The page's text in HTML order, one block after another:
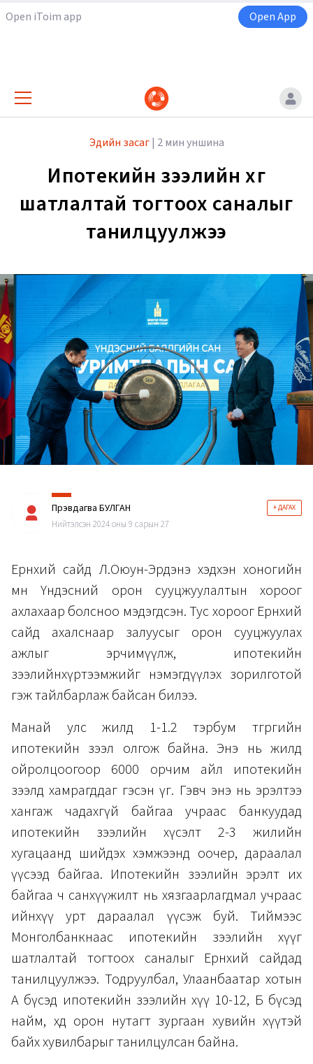
Open iToim app Open App
Эдийн засаг | 2 мин уншина
Ипотекийн зээлийн хүүг
шатлалтай тогтоох саналыг
танилцуулжээ
Пүрэвдагва БУЛГАН + ДАГАХ
Нийтэлсэн 2024 оны 9 сарын 27
Ерөнхий сайд Л.Оюун-Эрдэнэ хэдхэн хоногийн
өмнө Үндэсний орон сууцжуулалтын хороог
ахлахаар болсноо мэдэгдсэн. Тус хороог Ерөнхий
сайд ахалснаар залуусыг орон сууцжуулах
ажлыг эрчимүүлж, ипотекийн
зээлийнхүртээмжийг нэмэгдүүлэх зорилготой
гэж тайлбарлаж байсан билээ.
Манай улс жилд 1-1.2 тэрбум төгрөгийн
ипотекийн зээл олгож байна. Энэ нь жилд
ойролцоогоор 6000 орчим айл ипотекийн
зээлд хамрагддаг гэсэн үг. Гэвч энэ нь эрэлтээ
хангаж чадахгүй байгаа учраас банкуудад
ипотекийн зээлийн хүсэлт 2-3 жилийн
хугацаанд шийдэх хэмжээнд оочер, дараалал
үүсээд байгаа. Ипотекийн зээлийн эрэлт их
байгаа ч санхүүжилт нь хязгаарлагдмал учраас
ийнхүү урт дараалал үүсэж буй. Тиймээс
Монголбанкнаас ипотекийн зээлийн хүүг
шатлалтай тогтоох саналыг Ерөнхий сайдад
танилцуулжээ. Тодруулбал, Улаанбаатар хотын
А бүсэд ипотекийн зээлийн хүү 10-12, Б бүсэд
найм, хөдөө орон нутагт зургаан хувийн хүүтэй
байх хувилбарыг танилцулсан байна.